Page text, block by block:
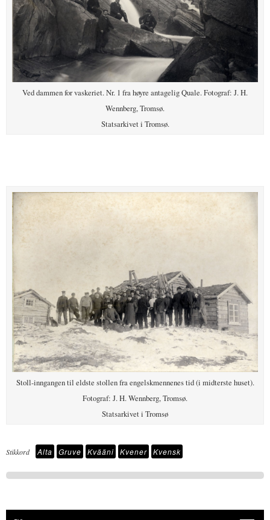
Ved dammen for vaskeriet. Nr. 1 fra høyre antagelig Quale. Fotograf: J. H.
Wennberg, Tromsø.
Statsarkivet i Tromsø.
Stoll-inngangen til eldste stollen fra engelskmennenes tid (i midterste huset).
Fotograf: J. H. Wennberg, Tromsø.
Statsarkivet i Tromsø
Stikkord Alta Gruve Kvääni Kvener Kvensk